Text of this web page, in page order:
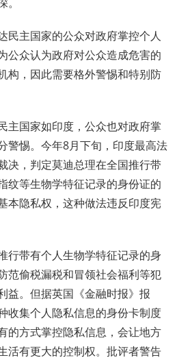
民主国家的公众对政府掌控个人
公众认为政府对公众造成危害的
构，因此需要格外警惕和特别防
主国家如印度，公众也对政府掌
警惕。今年8月下旬，印度最高法
决，判定莫迪总理在全国推行带
纹等生物学特征记录的身份证的
本隐私权，这种做法违反印度宪
行带有个人生物学特征记录的身
范偷税漏税和冒领社会福利等犯
益。但据英国《金融时报》报
收集个人隐私信息的身份卡制度
的方式掌控隐私信息，会让地方
活有更大的控制权。批评者警告